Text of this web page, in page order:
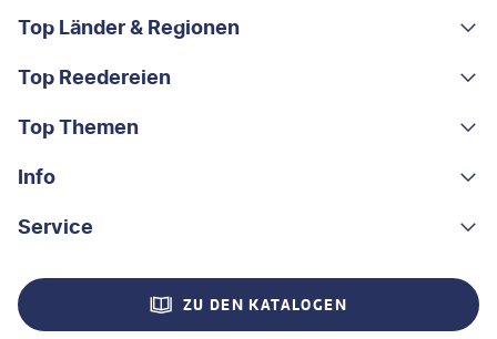
Footer navigation
Top Länder & Regionen
Portugal
Albanien
Griechenland
Madeira
Top Reedereien
AIDA
MSC Cruises
Costa Kreuzfahrten
Mein Schiff®
Top Themen
Rundreisen
Kleingruppen-Rundreisen
Flusskreuzfahrten
Info
Über uns
Nachhaltigkeit
Stellenangebote
Service
Kontakt
Hilfe & FAQ
ZU DEN KATALOGEN